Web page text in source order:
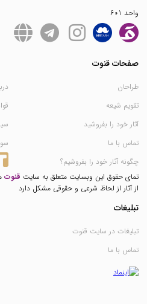
واحد 601
صفحات قنوت
طراحان
تقویم شیعه
آثار خود را بفروشید
تماس با ما
چگونه آثار خود را بفروشیم؟
تمای حقوق این وبسایت متعلق به سایت قنوت
از آثار از لحاظ شرعی و حقوقی مشکل دارد
تبلیغات
تبلیغات در سایت قنوت
تماس با ما